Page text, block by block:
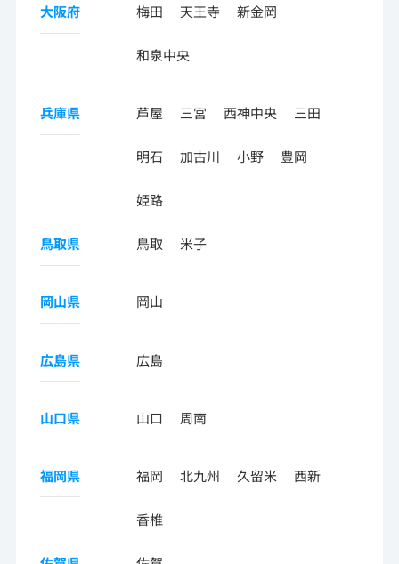
大阪府 梅田 天王寺 新金岡
和泉中央
兵庫県 芦屋 三宮 西神中央 三田
明石 加古川 小野 豊岡
姫路
鳥取県 鳥取 米子
岡山県 岡山
広島県 広島
山口県 山口 周南
福岡県 福岡 北九州 久留米 西新
香椎